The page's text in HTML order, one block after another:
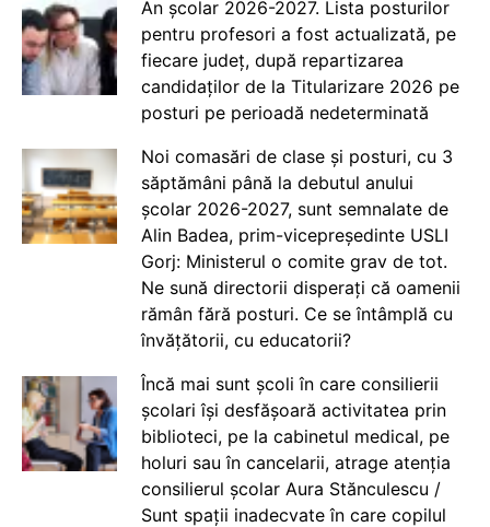
An școlar 2026-2027. Lista posturilor
pentru profesori a fost actualizată, pe
fiecare județ, după repartizarea
candidaților de la Titularizare 2026 pe
posturi pe perioadă nedeterminată
Noi comasări de clase și posturi, cu 3
săptămâni până la debutul anului
școlar 2026-2027, sunt semnalate de
Alin Badea, prim-vicepreședinte USLI
Gorj: Ministerul o comite grav de tot.
Ne sună directorii disperați că oamenii
rămân fără posturi. Ce se întâmplă cu
învățătorii, cu educatorii?
Încă mai sunt școli în care consilierii
școlari își desfășoară activitatea prin
biblioteci, pe la cabinetul medical, pe
holuri sau în cancelarii, atrage atenția
consilierul școlar Aura Stănculescu /
Sunt spații inadecvate în care copilul